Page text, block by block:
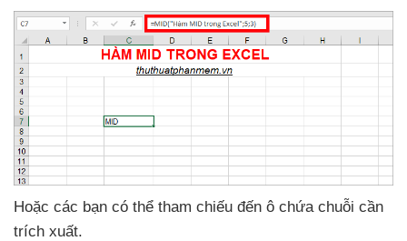
Hoặc các bạn có thể tham chiếu đến ô chứa chuỗi cần
trích xuất.